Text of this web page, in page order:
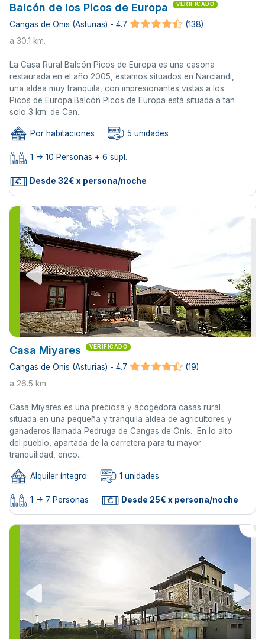
Balcón de los Picos de Europa VERIFICADO
Cangas de Onis (Asturias) - 4.7
(138)
a 30.1 km.
La Casa Rural Balcón Picos de Europa es una casona
restaurada en el año 2005, estamos situados en Narciandi,
una aldea muy tranquila, con impresionantes vistas a los
Picos de Europa.Balcón Picos de Europa está situada a tan
solo 3 km. de Can...
Por habitaciones 5 unidades
1 -> 10 Personas + 6 supl.
Desde 32€ x persona/noche
Casa Miyares VERIFICADO
Cangas de Onis (Asturias) - 4.7
(19)
a 26.5 km.
Casa Miyares es una preciosa y acogedora casas rural
situada en una pequeña y tranquila aldea de agricultores y
ganaderos llamada Pedruga de Cangas de Onís. En lo alto
del pueblo, apartada de la carretera para tu mayor
tranquilidad, enco...
Alquiler íntegro 1 unidades
1 -> 7 Personas Desde 25€ x persona/noche